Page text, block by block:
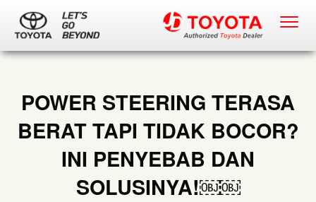
POWER STEERING TERASA
BERAT TAPI TIDAK BOCOR?
INI PENYEBAB DAN
SOLUSINYA!￼￼